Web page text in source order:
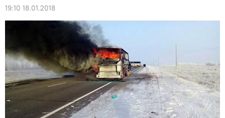
19:10 18.01.2018